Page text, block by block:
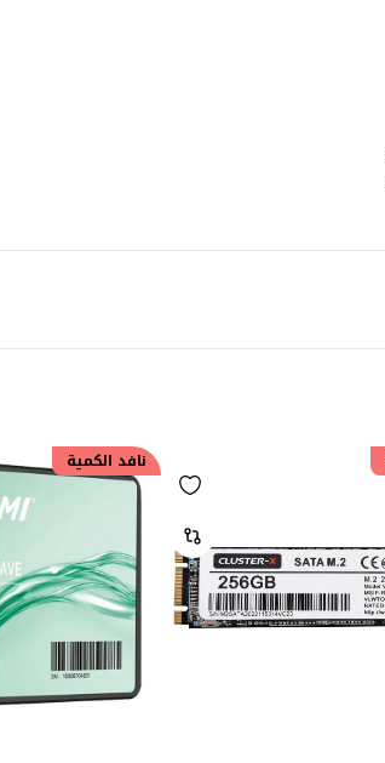
نافد الكمية